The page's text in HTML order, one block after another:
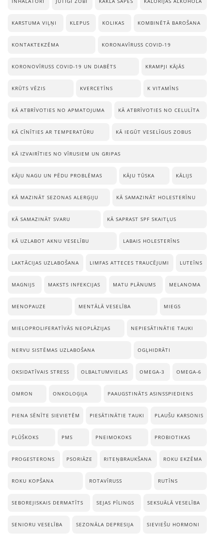
KARSTUMA VIĻŅI KLEPUS KOLIKAS KOMBINĒTĀ BAROŠANA
KONTAKTEKZĒMA KORONAVĪRUSS COVID-19
KORONOVĪRUSS COVID-19 UN DIABĒTS KRAMPJI KĀJĀS
KRŪTS VĒZIS KVERCETĪNS K VITAMĪNS
KĀ ATBRĪVOTIES NO APMATOJUMA KĀ ATBRĪVOTIES NO CELULĪTA
KĀ CĪNĪTIES AR TEMPERATŪRU KĀ IEGŪT VESELĪGUS ZOBUS
KĀ IZVAIRĪTIES NO VĪRUSIEM UN GRIPAS
KĀJU NAGU UN PĒDU PROBLĒMAS KĀJU TŪSKA KĀLIJS
KĀ MAZINĀT SEZONAS ALERĢIJU KĀ SAMAZINĀT HOLESTERĪNU
KĀ SAMAZINĀT SVARU KĀ SAPRAST SPF SKAITĻUS
KĀ UZLABOT AKNU VESELĪBU LABAIS HOLESTERĪNS
LAKTĀCIJAS UZLABOŠANA LIMFAS ATTECES TRAUCĒJUMI LUTEĪNS
MAGNIJS MAKSTS INFEKCIJAS MATU PLĀNUMS MELANOMA
MENOPAUZE MENTĀLĀ VESELĪBA MIEGS
MIELOPROLIFERATĪVĀS NEOPLĀZIJAS NEPIESĀTINĀTIE TAUKI
NERVU SISTĒMAS UZLABOŠANA OGĻHIDRĀTI
OKSIDATĪVAIS STRESS OLBALTUMVIELAS OMEGA-3 OMEGA-6
OMRON ONKOLOĢIJA PAAUGSTINĀTS ASINSSPIEDIENS
PIENA SĒNĪTE SIEVIETĒM PIESĀTINĀTIE TAUKI PLAUŠU KARSONIS
PLŪŠKOKS PMS PNEIMOKOKS PROBIOTIKAS
PROGESTERONS PSORIĀZE RITEŅBRAUKŠANA ROKU EKZĒMA
ROKU KOPŠANA ROTAVĪRUSS RUTĪNS
SEBOREJISKAIS DERMATĪTS SEJAS PĪLINGS SEKSUĀLĀ VESELĪBA
SENIORU VESELĪBA SEZONĀLA DEPRESIJA SIEVIEŠU HORMONI